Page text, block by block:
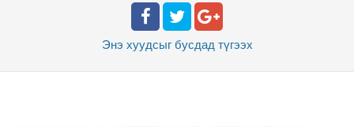
Энэ хуудсыг бусдад түгээх